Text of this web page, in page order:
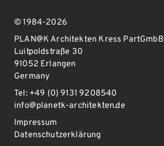
© 1984-2026
PLAN@K Architekten Kress PartGmbB
Luitpoldstraße 30
91052 Erlangen
Germany
Tel: +49 (0) 9131 9208540
info@planetk-architekten.de
Impressum
Datenschutzerklärung